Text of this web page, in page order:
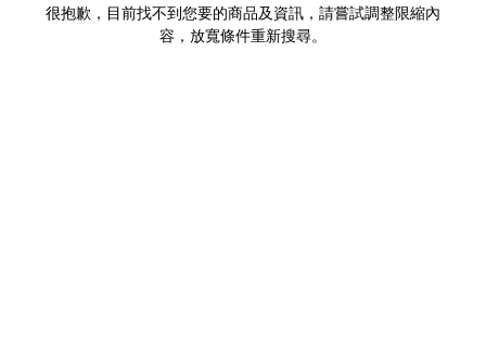
很抱歉，目前找不到您要的商品及資訊，請嘗試調整限縮內
容，放寬條件重新搜尋。